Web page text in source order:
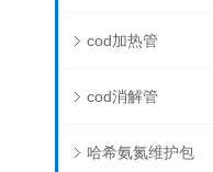
cod加热管
cod消解管
哈希氨氮维护包